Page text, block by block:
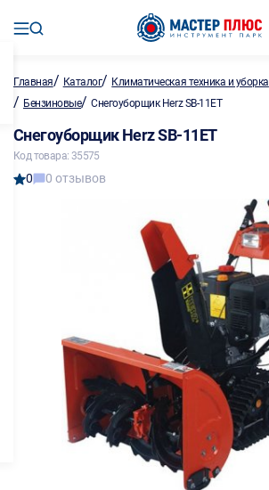
Главная/ Каталог/ Климатическая техника и уборка
/ Бензиновые/Снегоуборщик Herz SB-11ET
Снегоуборщик Herz SB-11ET
Код товара: 35575
0 0 отзывов